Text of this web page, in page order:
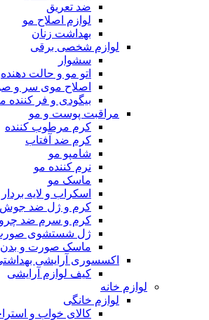
ضد تعریق
لوازم اصلاح مو
بهداشت زنان
لوازم شخصی برقی
سشوار
اتو مو و حالت دهنده
اصلاح موی سر و
بیگودی و فر کننده
مراقبت پوست و مو
کرم مرطوب کننده
کرم ضد آفتاب
شامپو مو
نرم کننده مو
ماسک مو
اسکراب و لایه بردار
کرم و ژل ضد جوش
کرم و سرم ضد
ژل شستشوی
ماسک صورت و بدن
اکسسوری آرایشی
کیف لوازم آرایشی
لوازم خانه
لوازم خانگی
کالای خواب و